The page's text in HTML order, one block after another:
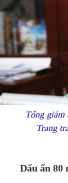
Tổng
Trang
Dấu ấn 80